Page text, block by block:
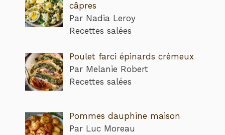
câpres
Par Nadia Leroy
Recettes salées
Poulet farci épinards crémeux
Par Melanie Robert
Recettes salées
Pommes dauphine maison
Par Luc Moreau